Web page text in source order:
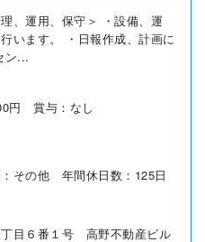
、運用、保守＞ ・設備、運
います。 ・日報作成、計画に
ン...
円 賞与：なし
その他 年間休日数：125日
目６番１号 高野不動産ビル